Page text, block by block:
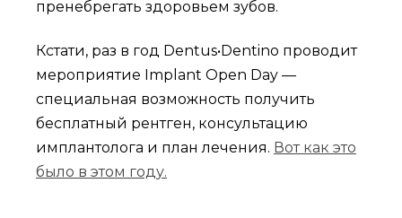
пренебрегать здоровьем зубов.
Кстати, раз в год Dentus•Dentino проводит
мероприятие Implant Open Day —
специальная возможность получить
бесплатный рентген, консультацию
имплантолога и план лечения. Вот как это
было в этом году.